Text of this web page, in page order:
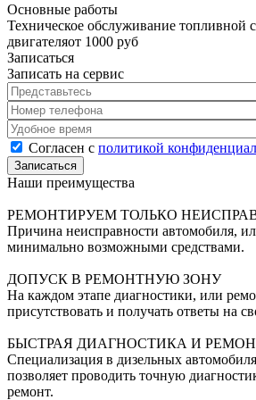
Основные работы
Техническое обслуживание топливной
двигателяот 1000 руб
Записаться
Записать на сервис
Представьтесь
Номер телефона
Удобное время
Согласен с политикой
Согласен с политикой
Наши преимущества
РЕМОНТИРУЕМ ТОЛЬКО
Причина неисправности автомобиля,
минимально возможными средствами.
ДОПУСК В РЕМОНТНУЮ ЗОНУ
На каждом этапе диагностики, или
присутствовать и получать ответы на
БЫСТРАЯ ДИАГНОСТИКА И
Специализация в дизельных
позволяет проводить точную
ремонт.